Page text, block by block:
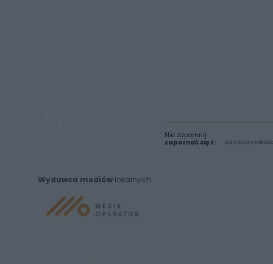
Wydawca mediów lokalnych
Nie zapomnij
zapoznać się z:
polityką